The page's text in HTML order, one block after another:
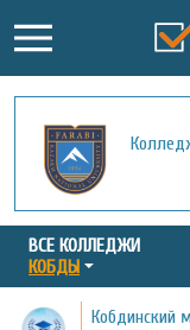
ВСЕ КОЛЛЕДЖИ
КОБДЫ
Кобдинский